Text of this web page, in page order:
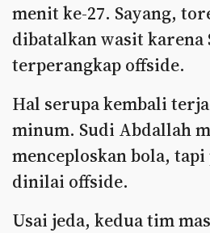
menit ke-27. Sayang,
dibatalkan wasit karena
terperangkap offside.
Hal serupa kembali
minum. Sudi Abdallah
menceploskan bola,
dinilai offside.
Usai jeda, kedua tim